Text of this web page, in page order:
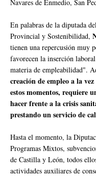
Navares de Enmedio, San
En palabras de la diputada
Provincial y Sostenibilidad,
tienen una repercusión muy
favorecen la inserción
materia de empleabilidad".
creación de empleo a la
estos momentos, requiere
hacer frente a la crisis
prestando un servicio de
Hasta el momento, la
Programas Mixtos,
de Castilla y León, todos
actividades auxiliares de